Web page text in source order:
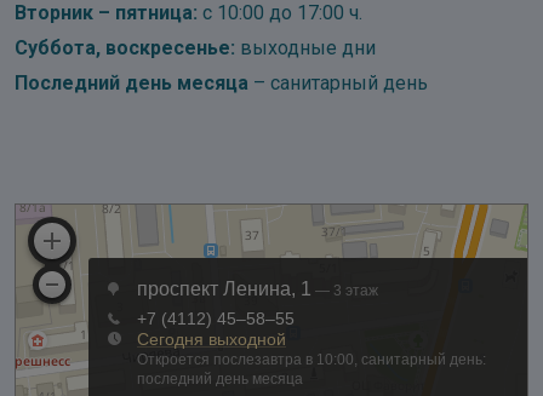
Вторник – пятница: с 10:00 до 17:00 ч.
Суббота, воскресенье: выходные дни
Последний день месяца – санитарный день